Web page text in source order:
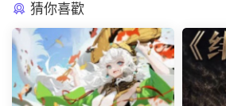
猜你喜歡